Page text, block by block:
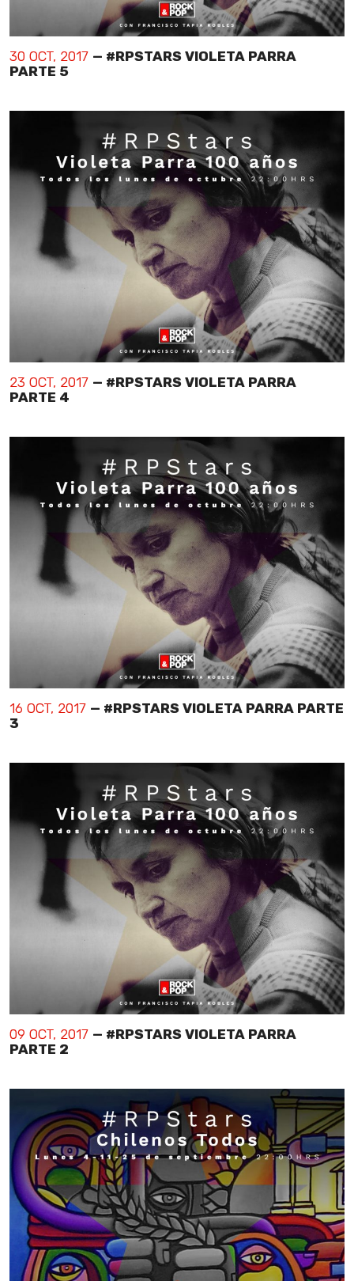
30 OCT, 2017 — #RPSTARS VIOLETA PARRA
PARTE 5
23 OCT, 2017 — #RPSTARS VIOLETA PARRA
PARTE 4
16 OCT, 2017 — #RPSTARS VIOLETA PARRA PARTE
3
09 OCT, 2017 — #RPSTARS VIOLETA PARRA
PARTE 2